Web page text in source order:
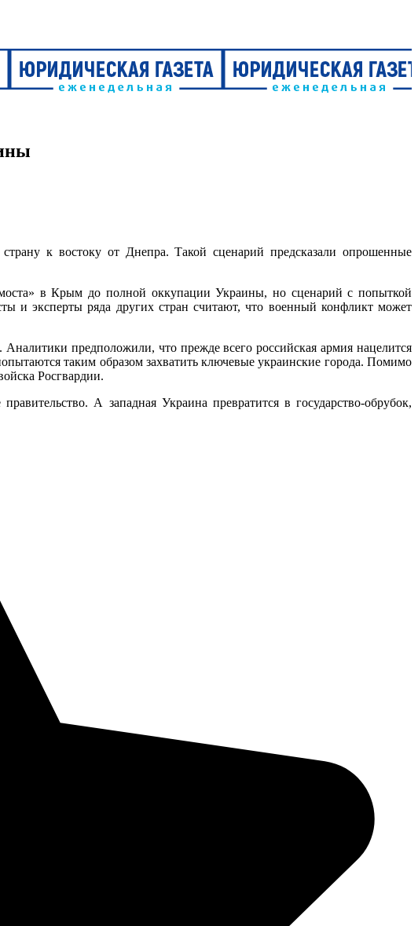
к востоку от Днепра. Такой сценарий предсказали опрошенные
моста» в Крым до полной оккупации Украины, но сценарий с попыткой
и эксперты ряда других стран считают, что военный конфликт может
предположили, что прежде всего российская армия нацелится
таким образом захватить ключевые украинские города. Помимо
Росгвардии.
А западная Украина превратится в государство-обрубок,